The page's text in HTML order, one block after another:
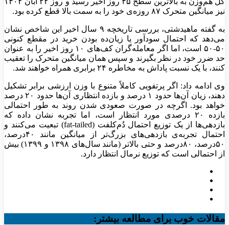
نیز میانگین متحرک ۸۷ روزه‌ی خود را به سمت بالا قطع کرده بود.
به گفته ماهیدشتی، بررسی تاریخچه‌ ۹ سال اخیر این شاخص نشان
می‌دهد که احتمال سودآور یا زیان‌ده بودن خرید در مقطع کنونی
۵۰-۵۰ است، اما اگر معامله‌گران کف‌های ۱۰ روز اخیر را به عنوان
حد ضرر خود در نظر بگیرند و سپس همان میانگین متحرک را تعقیب
کنند، با یک نسبت پاداش به مخاطره‌ ۲۴ برابری همراه خواهند شد.
وی ادامه داد: اگر پرتفویی کاملاً متنوع با وزن ارزشی برابر تشکیل
دهند، زیان آن‌ها حدود ۱ درصد و بازده انتظاری آن‌ها حدود ۲۰ درصد
خواهد بود. اگرچه در صورت صعودی شدن روند به طور احتمالی
بازده ۲۰ درصدی مورد انتظار است، اما تجربه نشان داده که
بازدهی‌ها از یک توزیع احتمال دُم‌کلفت (fat-tailed) تبعیت می‌کنند و
احتمال تجربه‌ی بازدهی‌های بزرگ‌تر از میانگین مانند ۴۰درصد،
۵۰درصد، ۸۰درصد و حتی بالاتر (مانند سال‌های ۱۳۹۸ و ۱۳۹۹) بیش
از احتمالی است که توزیع نرمال انتظار دارد.
مقالات خوب برای مطالعه بیشتر: